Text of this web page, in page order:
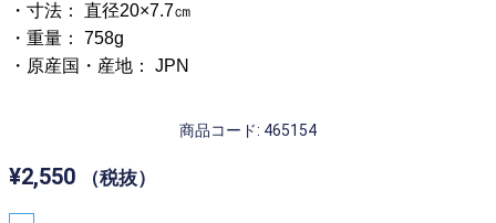
・寸法： 直径20×7.7㎝
・重量： 758g
・原産国・産地： JPN
商品コード: 465154
¥2,550 （税抜）